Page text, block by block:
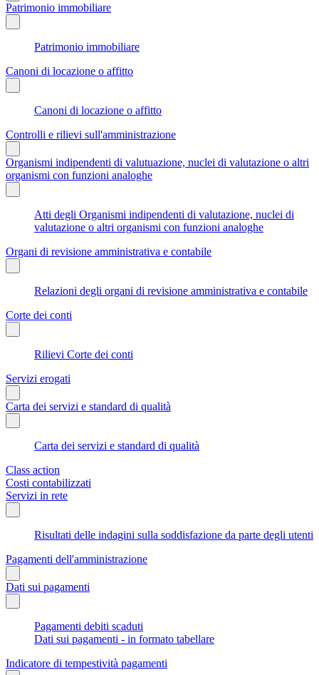
Patrimonio immobiliare
Patrimonio immobiliare
Canoni di locazione o affitto
Canoni di locazione o affitto
Controlli e rilievi sull'amministrazione
Organismi indipendenti di valutuazione, nuclei di valutazione o altri
organismi con funzioni analoghe
Atti degli Organismi indipendenti di valutazione, nuclei di
valutazione o altri organismi con funzioni analoghe
Organi di revisione amministrativa e contabile
Relazioni degli organi di revisione amministrativa e contabile
Corte dei conti
Rilievi Corte dei conti
Servizi erogati
Carta dei servizi e standard di qualità
Carta dei servizi e standard di qualità
Class action
Costi contabilizzati
Servizi in rete
Risultati delle indagini sulla soddisfazione da parte degli utenti
Pagamenti dell'amministrazione
Dati sui pagamenti
Pagamenti debiti scaduti
Dati sui pagamenti - in formato tabellare
Indicatore di tempestività pagamenti